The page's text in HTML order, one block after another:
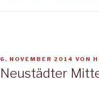
VERÖFFENTLICHT
6. NOVEMBER 2014 VON
Neustädter